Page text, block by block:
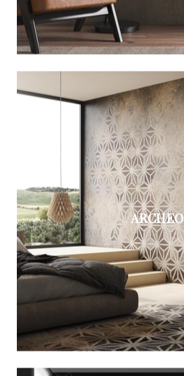
ARCHEO